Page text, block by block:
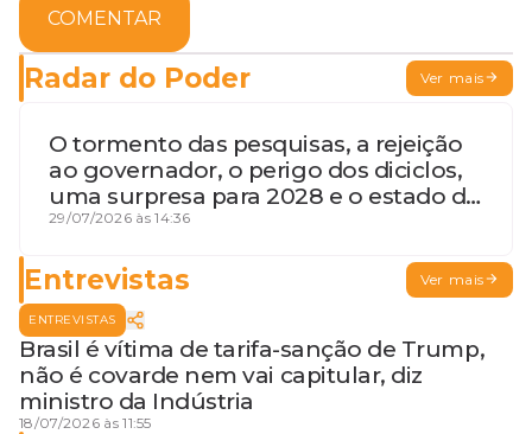
COMENTAR
Radar do Poder Ver mais
O tormento das pesquisas, a rejeição
ao governador, o perigo dos diciclos,
uma surpresa para 2028 e o estado de
terceira guerra mundial
29/07/2026 às 14:36
Entrevistas Ver mais
ENTREVISTAS
Brasil é vítima de tarifa-sanção de Trump,
não é covarde nem vai capitular, diz
ministro da Indústria
18/07/2026 às 11:55